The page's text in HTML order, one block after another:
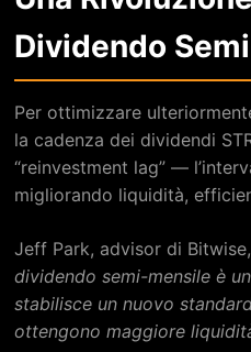
Dividendo
Per ottimizzare
la cadenza dei dividendi
“reinvestment lag” —
migliorando liquidità,
Jeff Park, advisor di
dividendo semi-mensile è
stabilisce un nuovo
ottengono maggiore